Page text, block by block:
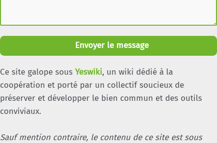
Envoyer le message
Ce site galope sous Yeswiki, un wiki dédié à la
coopération et porté par un collectif soucieux de
préserver et développer le bien commun et des outils
conviviaux.
Sauf mention contraire, le contenu de ce site est sous